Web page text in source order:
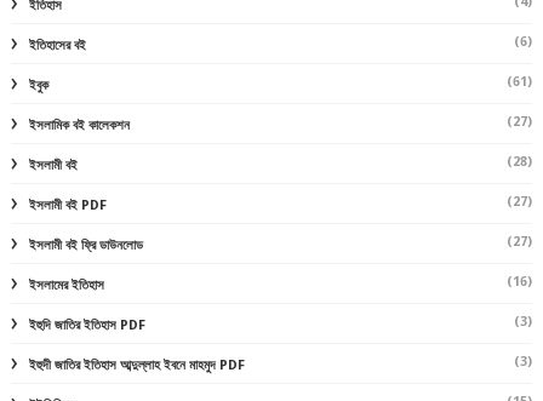
ইতিহাস
ইতিহাসের বই (6)
ইবুক (61)
ইসলামিক বই কালেকশন (27)
ইসলামী বই (28)
ইসলামী বই PDF (27)
ইসলামী বই ফ্রি ডাউনলোড (27)
ইসলামের ইতিহাস (16)
ইহুদি জাতির ইতিহাস PDF (3)
ইহুদী জাতির ইতিহাস আব্দুল্লাহ ইবনে মাহমুদ PDF (3)